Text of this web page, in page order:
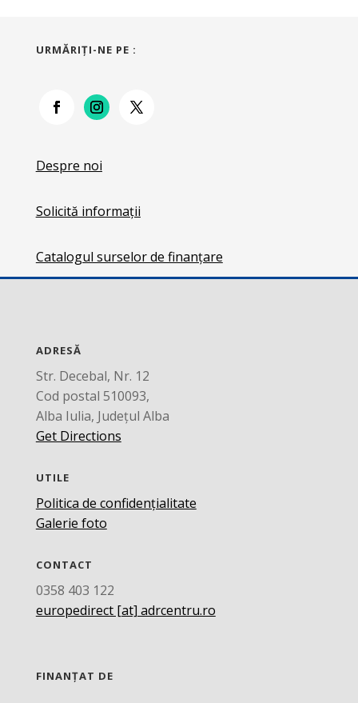
URMĂRIŢI-NE PE :
Despre noi
Solicită informații
Catalogul surselor de finanțare
ADRESĂ
Str. Decebal, Nr. 12
Cod postal 510093,
Alba Iulia, Județul Alba
Get Directions
UTILE
Politica de confidențialitate
Galerie foto
CONTACT
0358 403 122
europedirect [at] adrcentru.ro
FINANȚAT DE